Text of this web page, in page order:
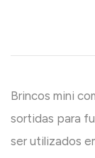
Brincos mini
sortidas para
ser utilizados